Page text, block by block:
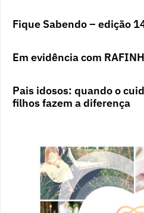
Fique Sabendo – edição
Em evidência com
Pais idosos: quando o
filhos fazem a diferença